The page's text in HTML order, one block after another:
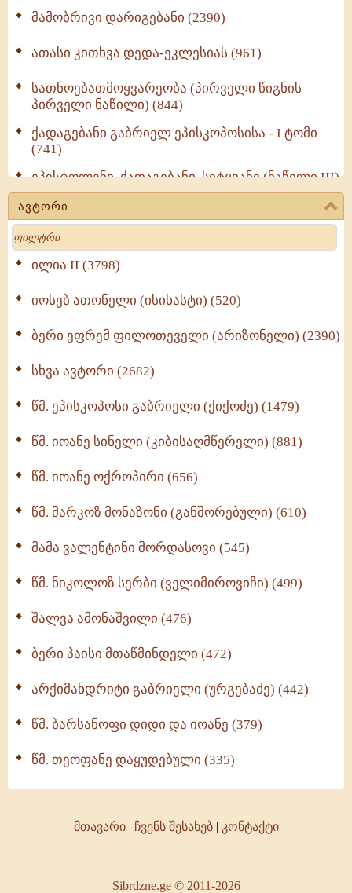
მამობრივი დარიგებანი (2390)
ათასი კითხვა დედა-ეკლესიას (961)
სათნოებათმოყვარეობა (პირველი წიგნის
პირველი ნაწილი) (844)
ქადაგებანი გაბრიელ ეპისკოპოსისა - I ტომი
(741)
ეპისტოლენი, ქადაგებანი, სიტყვანი (ნაწილი III)
(723)
მოძღვრის ძალზე სასარგებლო რჩევები
მრევლისათვის (545)
Wisdomge (514)
ქადაგებანი გაბრიელ ეპისკოპოსისა - II ტომი
სულიერი ცხოვრების სახელმძღვანელო -
ნაწილი II (369)
ავტორი
Search
ილია II (3798)
იოსებ ათონელი (ისიხასტი) (520)
ბერი ეფრემ ფილოთეველი (არიზონელი) (2390)
სხვა ავტორი (2682)
წმ. ეპისკოპოსი გაბრიელი (ქიქოძე) (1479)
წმ. იოანე სინელი (კიბისაღმწერელი) (881)
წმ. იოანე ოქროპირი (656)
წმ. მარკოზ მონაზონი (განშორებული) (610)
მამა ვალენტინი მორდასოვი (545)
წმ. ნიკოლოზ სერბი (ველიმიროვიჩი) (499)
შალვა ამონაშვილი (476)
ბერი პაისი მთაწმინდელი (472)
არქიმანდრიტი გაბრიელი (ურგებაძე) (442)
წმ. ბარსანოფი დიდი და იოანე (379)
წმ. თეოფანე დაყუდებული (335)
მთავარი| ჩვენს შესახებ| კონტაქტი
Sibrdzne.ge © 2011-2026